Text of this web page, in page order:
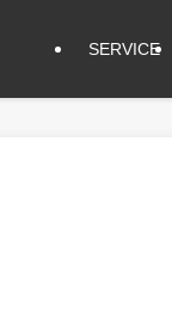
SERVICE